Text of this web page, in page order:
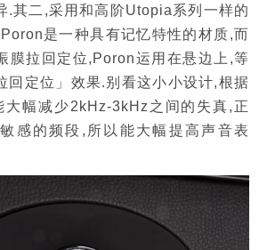
.其二,采用和高阶Utopia系列一样的
是一种具有记忆特性的材质,而
膜拉回定位,Poron运用在悬边上,等
回定位」效果.别看这小小设计,根据
大幅减少2kHz-3kHz之间的失真,正
感的频段,所以能大幅提高声音表